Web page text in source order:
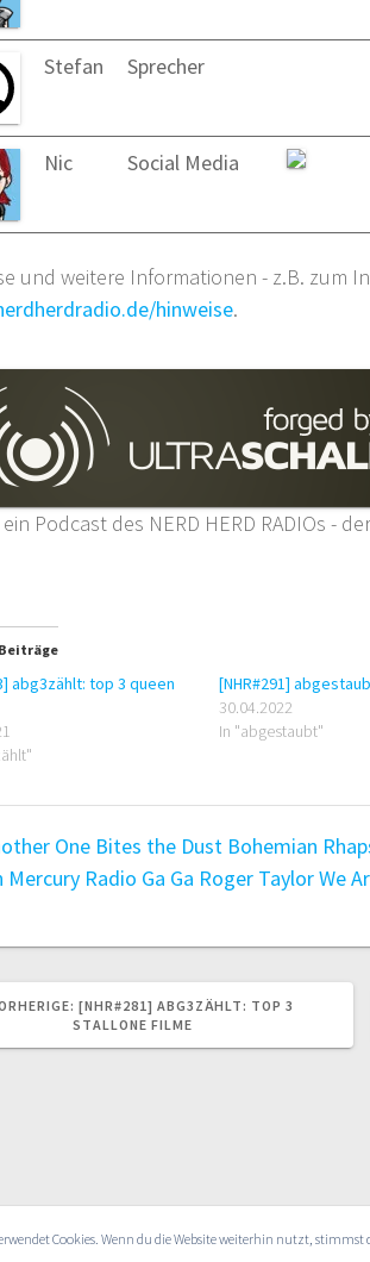
Stefan Sprecher
Nic Social Media
und weitere Informationen - z.B. zum
hinweise.
ein Podcast des NERD HERD RADIOs -
abg3zählt: top 3 queen
[NHR#291]
30.04.2022
In "abgestaubt"
One Bites the Dust Bohemian
Mercury Radio Ga Ga Roger TaylorWe
VORHERIGER
BEITRAG:
[NHR#281] ABG3ZÄHLT: TOP 3
STALLONE FILME
Cookies. Wenn du die Website weiterhin nutzt, stimmst